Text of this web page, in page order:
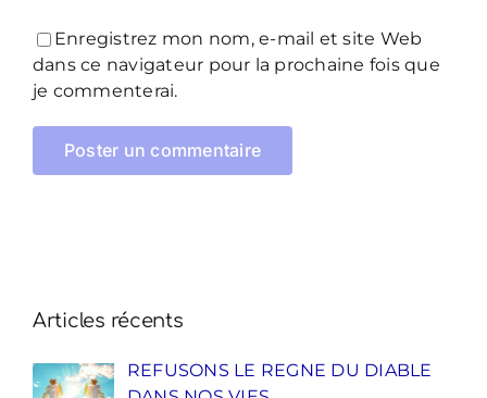
Enregistrez mon nom, e-mail et site Web
dans ce navigateur pour la prochaine fois que
je commenterai.
Articles récents
REFUSONS LE REGNE DU DIABLE